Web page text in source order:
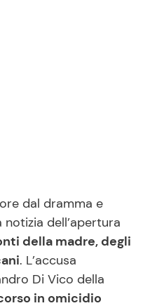
dal dramma e
dell’apertura
della madre, degli
. L’accusa
Di Vico della
in omicidio